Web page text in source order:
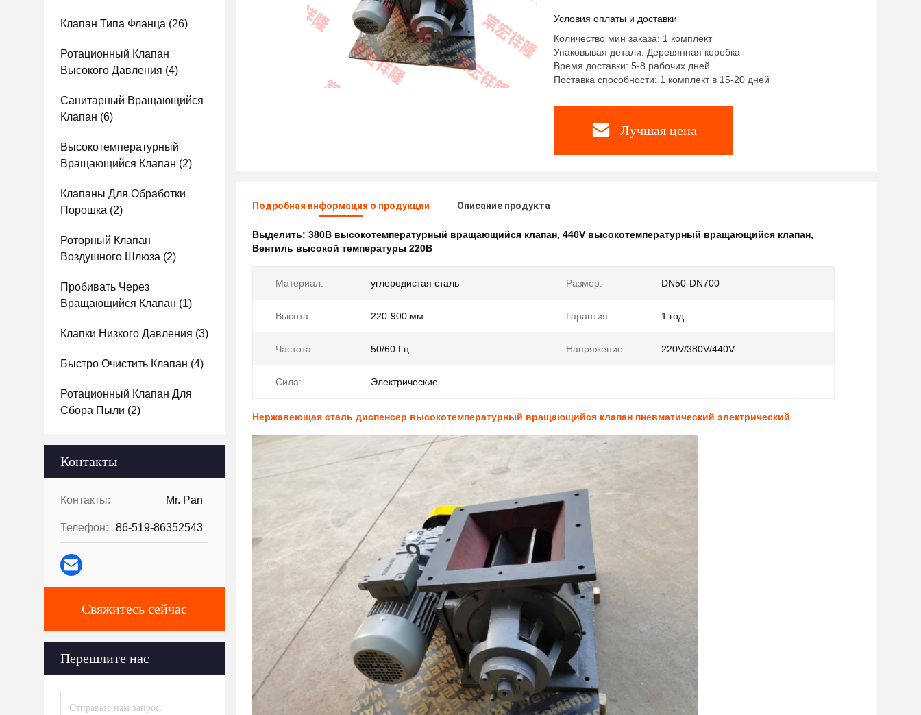
Клапан Типа Фланца (26)
Ротационный Клапан
Высокого Давления (4)
Санитарный Вращающийся
Клапан (6)
Высокотемпературный
Вращающийся Клапан (2)
Клапаны Для Обработки
Порошка (2)
Роторный Клапан
Воздушного Шлюза (2)
Пробивать Через
Вращающийся Клапан (1)
Клапки Низкого Давления (3)
Быстро Очистить Клапан (4)
Ротационный Клапан Для
Сбора Пыли (2)
Контакты
Контакты: Mr. Pan
Телефон: 86-519-86352543
Свяжитесь сейчас
Перешлите нас
Условия оплаты и доставки
Количество мин заказа: 1 комплект
Упаковывая детали: Деревянная коробка
Время доставки: 5-8 рабочих дней
Поставка способности: 1 комплект в 15-20 дней
Лучшая цена
Подробная информация о продукции Описание продукта
Выделить: 380В высокотемпературный вращающийся клапан, 440V высокотемпературный вращающийся клапан,
Вентиль высокой температуры 220В
Материал: углеродистая сталь Размер: DN50-DN700
Высота: 220-900 мм Гарантия: 1 год
Частота: 50/60 Гц Напряжение: 220V/380V/440V
Сила: Электрические
Нержавеющая сталь диспенсер высокотемпературный вращающийся клапан пневматический электрический